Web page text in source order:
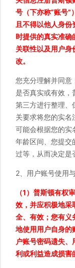
号（下亦称“账号”
且不得以他人身
时提供的真实准确
关联性以及用户身
改。
您充分理解并同意
是否真实或有效，
第三方进行整理、
关要求将您的实名
可能会根据您的实
年龄区间、您提交
过等，从而决定是
2、用户账号使用
（1）普斯顿有权
效，并应积极地采
全、有效；您有义
地使用用户自身的
户账号密码遗失
利或利益造成损害